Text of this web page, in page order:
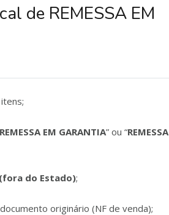
de REMESSA EM
REMESSA EM GARANTIA” ou “REMESSA
do Estado);
originário (NF de venda);